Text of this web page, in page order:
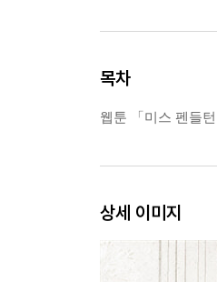
목차
웹툰 「미스 펜들
상세 이미지